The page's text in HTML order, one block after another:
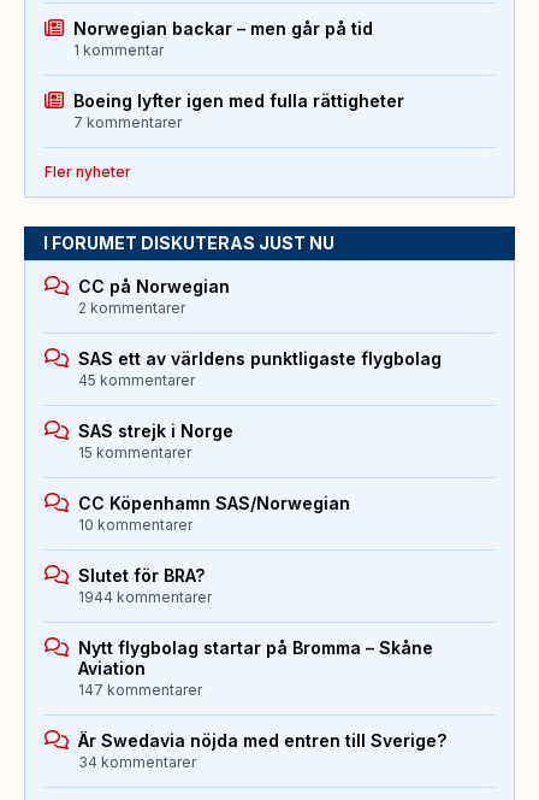
Norwegian backar – men går på tid
1 kommentar
Boeing lyfter igen med fulla rättigheter
7 kommentarer
Fler nyheter
I FORUMET DISKUTERAS JUST NU
CC på Norwegian
2 kommentarer
SAS ett av världens punktligaste flygbolag
45 kommentarer
SAS strejk i Norge
15 kommentarer
CC Köpenhamn SAS/Norwegian
10 kommentarer
Slutet för BRA?
1944 kommentarer
Nytt flygbolag startar på Bromma – Skåne
Aviation
147 kommentarer
Är Swedavia nöjda med entren till Sverige?
34 kommentarer